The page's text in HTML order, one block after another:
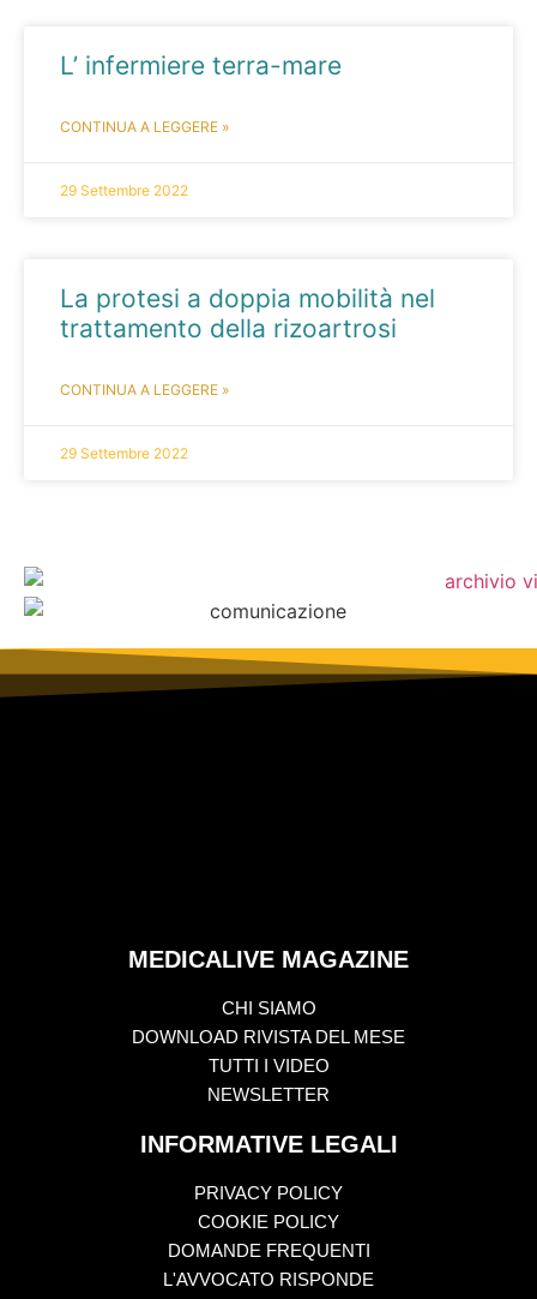
L’ infermiere terra-mare
CONTINUA A LEGGERE »
29 Settembre 2022
La protesi a doppia mobilità nel
trattamento della rizoartrosi
CONTINUA A LEGGERE »
29 Settembre 2022
MEDICALIVE MAGAZINE
CHI SIAMO
DOWNLOAD RIVISTA DEL MESE
TUTTI I VIDEO
NEWSLETTER
INFORMATIVE LEGALI
PRIVACY POLICY
COOKIE POLICY
DOMANDE FREQUENTI
L'AVVOCATO RISPONDE